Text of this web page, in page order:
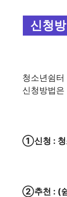
신청방
청소년쉼
신청방법
①신청 : 청
②추천 : (쉼